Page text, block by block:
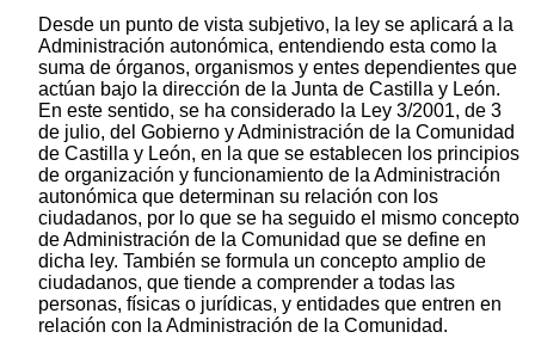
Desde un punto de vista subjetivo, la ley se aplicará a la
Administración autonómica, entendiendo esta como la
suma de órganos, organismos y entes dependientes que
actúan bajo la dirección de la Junta de Castilla y León.
En este sentido, se ha considerado la Ley 3/2001, de 3
de julio, del Gobierno y Administración de la Comunidad
de Castilla y León, en la que se establecen los principios
de organización y funcionamiento de la Administración
autonómica que determinan su relación con los
ciudadanos, por lo que se ha seguido el mismo concepto
de Administración de la Comunidad que se define en
dicha ley. También se formula un concepto amplio de
ciudadanos, que tiende a comprender a todas las
personas, físicas o jurídicas, y entidades que entren en
relación con la Administración de la Comunidad.